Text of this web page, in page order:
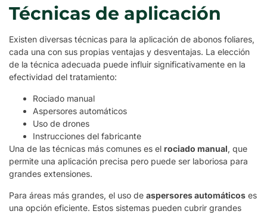
Técnicas de aplicación
Existen diversas técnicas para la aplicación de abonos foliares,
cada una con sus propias ventajas y desventajas. La elección
de la técnica adecuada puede influir significativamente en la
efectividad del tratamiento:
Rociado manual
Aspersores automáticos
Uso de drones
Instrucciones del fabricante
Una de las técnicas más comunes es el rociado manual, que
permite una aplicación precisa pero puede ser laboriosa para
grandes extensiones.
Para áreas más grandes, el uso de aspersores automáticos es
una opción eficiente. Estos sistemas pueden cubrir grandes